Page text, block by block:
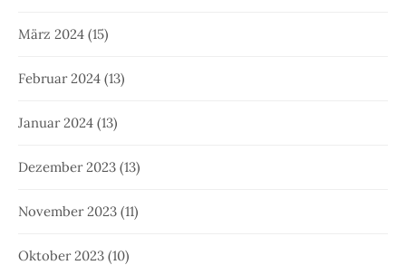
März 2024 (15)
Februar 2024 (13)
Januar 2024 (13)
Dezember 2023 (13)
November 2023 (11)
Oktober 2023 (10)